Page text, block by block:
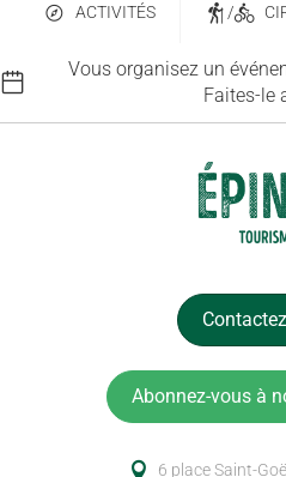
ACTIVITÉS /
Vous organisez un
Faites-le
Abonnez-vous à
6 place Saint-